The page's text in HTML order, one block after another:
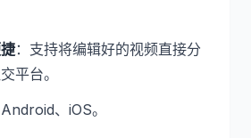
：支持将编辑好的视频直接分
平台。
、iOS。